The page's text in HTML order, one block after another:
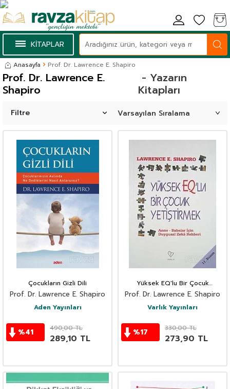
KİTAPLAR
Anasayfa Prof. Dr. Lawrence E. Shapiro
- Yazarın
Kitapları
Prof. Dr. Lawrence E.
Shapiro
Filtre
Çocukların Gizli Dili
Prof. Dr. Lawrence E. Shapiro
Aden Yayınları
%41 490,00TL
289,10 TL
Yüksek EQ'lu Bir Çocuk
Yetiştirmek
Prof. Dr. Lawrence E. Shapiro
Varlık Yayınları
%17 330,00TL
273,90 TL